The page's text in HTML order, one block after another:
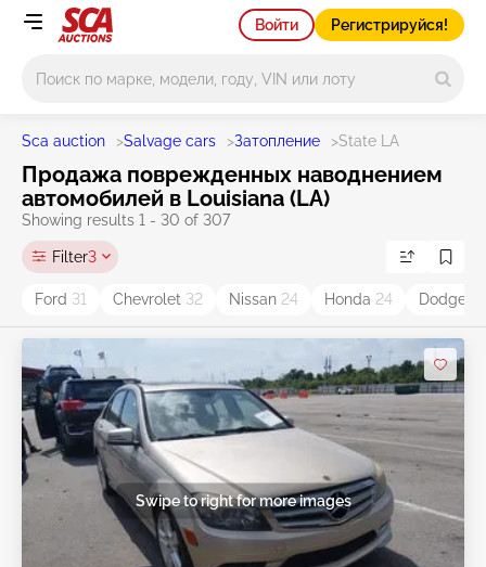
Войти Регистрируйся!
Sca auction >Salvage cars >Затопление >State LA
Продажа поврежденных наводнением
автомобилей в Louisiana (LA)
Showing results 1 - 30 of 307
Filter3
Ford 31 Chevrolet 32 Nissan 24 Honda 24 Dodge
Swipe to right for more images